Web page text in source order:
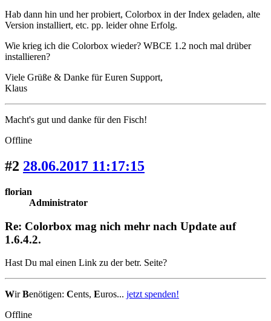
Hab dann hin und her probiert, Colorbox in der Index geladen, alte
Version installiert, etc. pp. leider ohne Erfolg.
Wie krieg ich die Colorbox wieder? WBCE 1.2 noch mal drüber
installieren?
Viele Grüße & Danke für Euren Support,
Klaus
Macht's gut und danke für den Fisch!
Offline
#2 28.06.2017 11:17:15
florian
Administrator
Re: Colorbox mag nich mehr nach Update auf
1.6.4.2.
Hast Du mal einen Link zu der betr. Seite?
WirBenötigen: Cents, Euros... jetzt spenden!
Offline